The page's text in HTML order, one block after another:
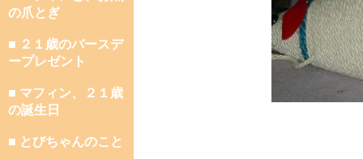
の爪とぎ
■ ２１歳のバースデ
ープレゼント
■ マフィン、２１歳
の誕生日
■ とびちゃんのこと